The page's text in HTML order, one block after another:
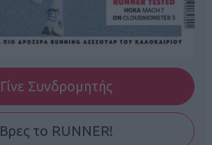
Γίνε Συνδρομητής
Βρες το RUNNER!